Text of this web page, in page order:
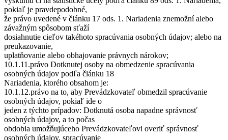
pokiaľ je pravdepodobné,
že právo uvedené v článku 17 ods. 1. Nariadenia znemožní alebo
závažným spôsobom sťaží
dosiahnutie cieľov takéhoto spracúvania osobných údajov; alebo na
preukazovanie,
uplatňovanie alebo obhajovanie právnych nárokov;
10.1.11.právo Dotknutej osoby na obmedzenie spracúvania
osobných údajov podľa článku 18
Nariadenia, ktorého obsahom je:
10.1.12.právo na to, aby Prevádzkovateľ obmedzil spracúvanie
osobných údajov, pokiaľ ide o
jeden z týchto prípadov: Dotknutá osoba napadne správnosť
osobných údajov, a to počas
obdobia umožňujúceho Prevádzkovateľovi overiť správnosť
osobných údajov, spracúvanie